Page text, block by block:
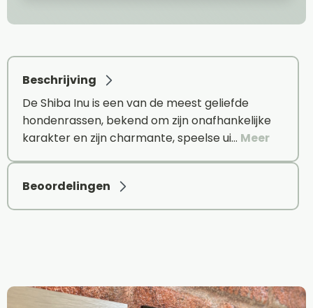
Beschrijving
De Shiba Inu is een van de meest geliefde
hondenrassen, bekend om zijn onafhankelijke
karakter en zijn charmante, speelse ui… Meer
Beoordelingen